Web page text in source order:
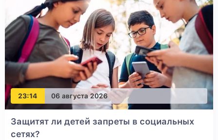
23:14 06 августа 2026
Защитят ли детей запреты в социальных
сетях?